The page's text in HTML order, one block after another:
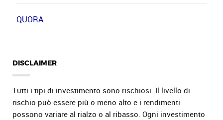
QUORA
DISCLAIMER
Tutti i tipi di investimento sono rischiosi. Il livello di
rischio può essere più o meno alto e i rendimenti
possono variare al rialzo o al ribasso. Ogni investimento